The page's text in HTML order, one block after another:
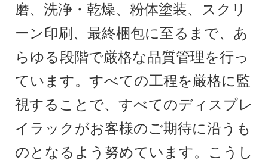
磨、洗浄・乾燥、粉体塗装、スクリ
ーン印刷、最終梱包に至るまで、あ
らゆる段階で厳格な品質管理を行っ
ています。すべての工程を厳格に監
視することで、すべてのディスプレ
イラックがお客様のご期待に沿うも
のとなるよう努めています。こうし